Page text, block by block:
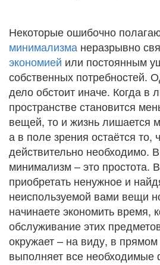
Некоторые ошибочно
минимализма неразрывно
экономией или постоянным
собственных потребностей.
дело обстоит иначе. Когда в
пространстве становится
вещей, то и жизнь лишается
а в поле зрения остаётся то,
действительно необходимо.
минимализм – это простота.
приобретать ненужное и
неиспользуемой вами вещи
начинаете экономить время,
обслуживание этих
окружает – на виду, в прямом
выполняет все необходимые